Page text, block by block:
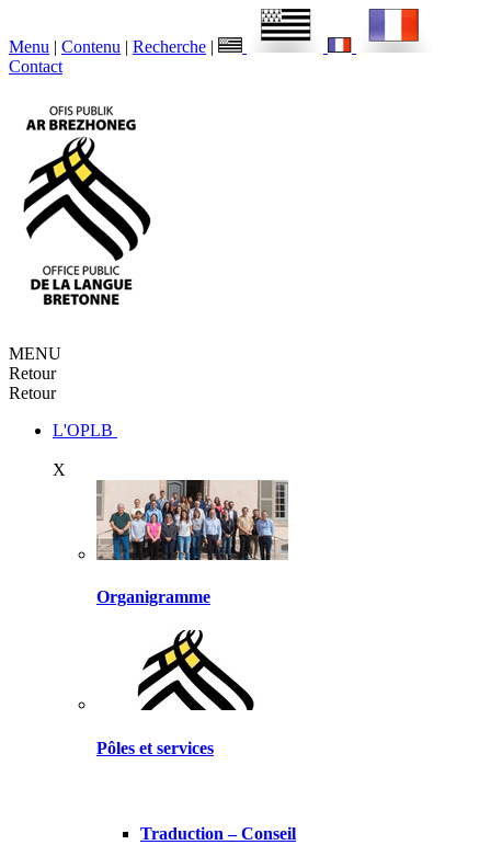
Menu | Contenu | Recherche |
Contact
MENU
Retour
Retour
L'OPLB
X
Organigramme
Pôles et services
Traduction – Conseil